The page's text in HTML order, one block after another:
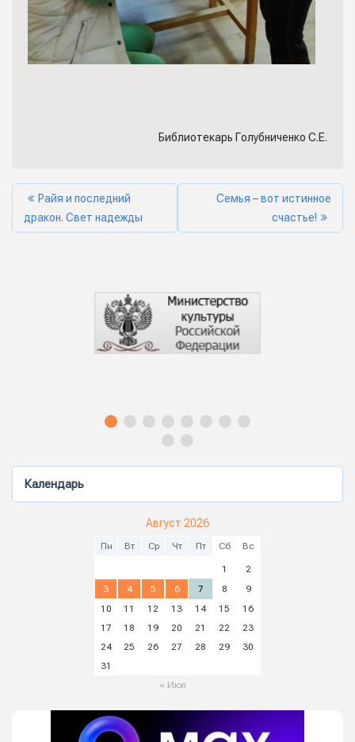
Календарь
Август 2026
Пн Вт Ср Чт Пт Сб Вс
1
2
3
4 5 6 7 8
9
10
11 12 13 14 15
16
17
18 19 20 21 22
23
24
25 26 27 28 29
30
31
« Июл
Библиотекарь Голубниченко С.Е.
Райя и последний
дракон. Свет надежды
Семья – вот истинное
счастье!